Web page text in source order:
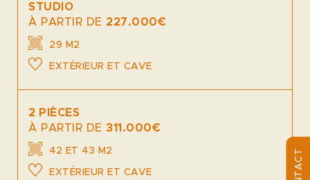
STUDIO
À PARTIR DE 227.000€
29 M2
EXTÉRIEUR ET CAVE
2 PIÈCES
À PARTIR DE 311.000€
42 ET 43 M2
EXTÉRIEUR ET CAVE